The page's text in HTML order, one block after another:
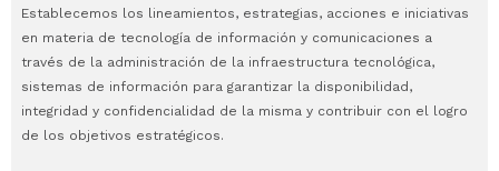
Establecemos los lineamientos, estrategias, acciones e iniciativas
en materia de tecnología de información y comunicaciones a
través de la administración de la infraestructura tecnológica,
sistemas de información para garantizar la disponibilidad,
integridad y confidencialidad de la misma y contribuir con el logro
de los objetivos estratégicos.